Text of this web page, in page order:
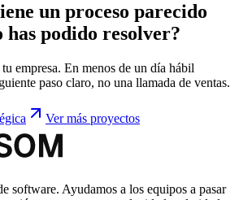
un proceso parecido
has podido resolver?
empresa. En menos de un día hábil
paso claro, no una llamada de ventas.
Ver más proyectos
software. Ayudamos a los equipos a pasar